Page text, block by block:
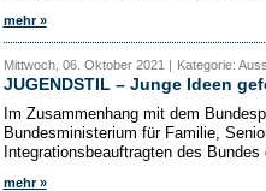
mehr »
Mittwoch, 06. Oktober 2021 | Kategorie:
JUGENDSTIL – Junge Ideen
Im Zusammenhang mit dem
Bundesministerium für Familie,
Integrationsbeauftragten des
mehr »